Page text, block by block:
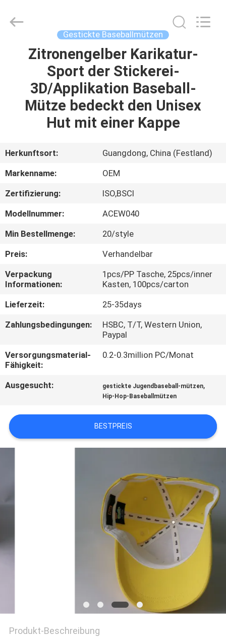
HAUS
PRODUKTE
FABRIK-
QUALITÄTSKONTROLLE
TRETEN
SIE
MIT
UNS
IN
VERBINDUNG
NACHRICHTEN
SITEMAP
Ltd..
Gestickte Baseballmützen
Zitronengelber Karikatur-
Sport der Stickerei-
3D/Applikation Baseball-
Mütze bedeckt den Unisex
Hut mit einer Kappe
Herkunftsort:
Guangdong, China (Festland)
Markenname:
OEM
Zertifizierung:
ISO,BSCI
Modellnummer:
ACEW040
Min Bestellmenge:
20/style
Preis:
Verhandelbar
Verpackung
Informationen:
1pcs/PP Tasche, 25pcs/inner
Kasten, 100pcs/carton
Lieferzeit:
25-35days
Zahlungsbedingungen:
HSBC, T/T, Western Union,
Paypal
Versorgungsmaterial-
Fähigkeit:
0.2-0.3million PC/Monat
Ausgesucht: gestickte Jugendbaseball-mützen,
Hip-Hop-Baseballmützen
BESTPREIS
Produkt-Beschreibung